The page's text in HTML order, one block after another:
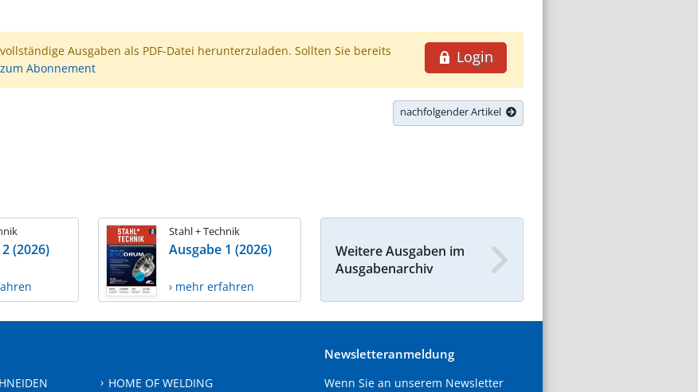
Login
Ausgaben als PDF-Datei herunterzuladen. Sollten Sie bereits
Abonnement
nachfolgender Artikel
(2026)
Stahl + Technik
Ausgabe 1 (2026)
› mehr erfahren
Weitere Ausgaben im
Ausgabenarchiv
HOME OF WELDING
Newsletteranmeldung
Wenn Sie an unserem Newsletter